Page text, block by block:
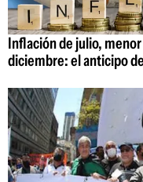
Inflación de julio,
diciembre: el anticipo